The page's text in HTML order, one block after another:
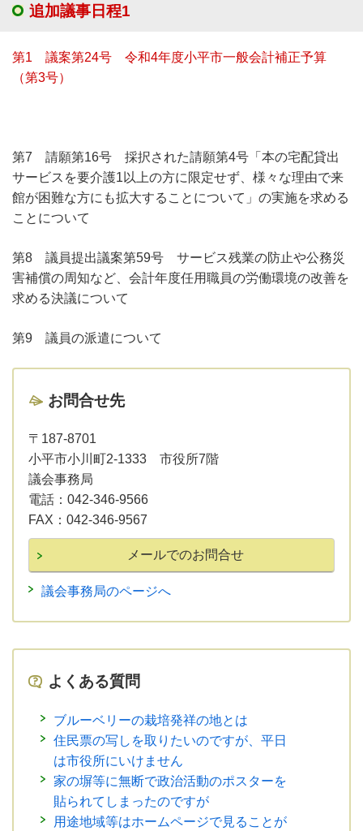
追加議事日程1
第1 議案第24号 令和4年度小平市一般会計補正予算
（第3号）
第7 請願第16号 採択された請願第4号「本の宅配貸出
サービスを要介護1以上の方に限定せず、様々な理由で来
館が困難な方にも拡大することについて」の実施を求める
ことについて
第8 議員提出議案第59号 サービス残業の防止や公務災
害補償の周知など、会計年度任用職員の労働環境の改善を
求める決議について
第9 議員の派遣について
お問合せ先
〒187-8701
小平市小川町2-1333 市役所7階
議会事務局
電話： 042-346-9566
FAX： 042-346-9567
議会事務局のページへ
よくある質問
ブルーベリーの栽培発祥の地とは
住民票の写しを取りたいのですが、平日
は市役所にいけません
家の塀等に無断で政治活動のポスターを
貼られてしまったのですが
用途地域等はホームページで見ることが